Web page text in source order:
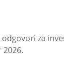
odgovori za
2026.